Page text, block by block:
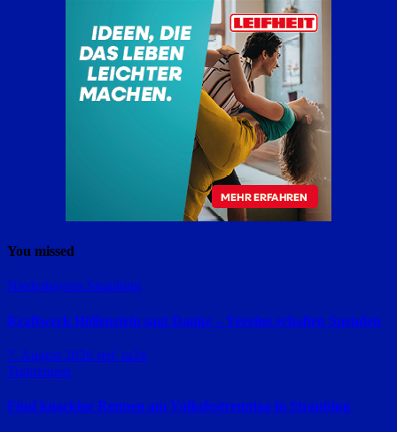
You missed
Niederbayern Straubing
Kraftwerk Höllenstein sagt Danke – Vereine erhalten Spenden
7. August 2026 red_ra24
Trabrennen
Fünf knackige Rennen am Volksfestrenntag in Straubing